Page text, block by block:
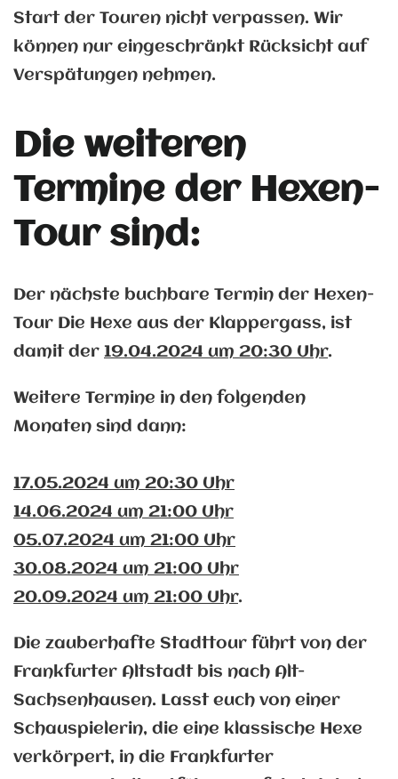
Start der Touren nicht verpassen. Wir
können nur eingeschränkt Rücksicht auf
Verspätungen nehmen.
Die weiteren
Termine der Hexen-
Tour sind:
Der nächste buchbare Termin der Hexen-
Tour Die Hexe aus der Klappergass, ist
damit der 19.04.2024 um 20:30 Uhr.
Weitere Termine in den folgenden
Monaten sind dann:
17.05.2024 um 20:30 Uhr
14.06.2024 um 21:00 Uhr
05.07.2024 um 21:00 Uhr
30.08.2024 um 21:00 Uhr
20.09.2024 um 21:00 Uhr.
Die zauberhafte Stadttour führt von der
Frankfurter Altstadt bis nach Alt-
Sachsenhausen. Lasst euch von einer
Schauspielerin, die eine klassische Hexe
verkörpert, in die Frankfurter